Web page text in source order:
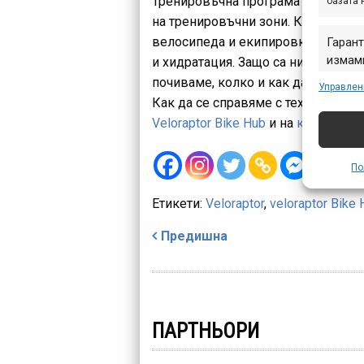
на тренировъчни зони. Какъв
велосипеда и екипировката.
и хидратация. Защо са ни нужни
почиваме, колко и как да караме,
Как да се справяме с технически
Veloraptor Bike Hub и на клуб
Етикети: Veloraptor, veloraptor Bike
Навигация
Предишна
ПАРТНЬОРИ